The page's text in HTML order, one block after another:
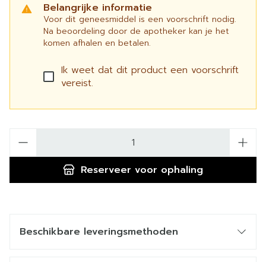
Belangrijke informatie
Voor dit geneesmiddel is een voorschrift nodig.
Na beoordeling door de apotheker kan je het
komen afhalen en betalen.
Ik weet dat dit product een voorschrift
vereist.
Reserveer voor ophaling
Beschikbare leveringsmethoden